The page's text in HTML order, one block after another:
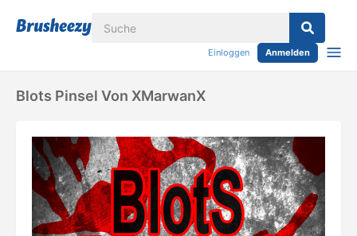
Einloggen Anmelden
Blots Pinsel Von XMarwanX